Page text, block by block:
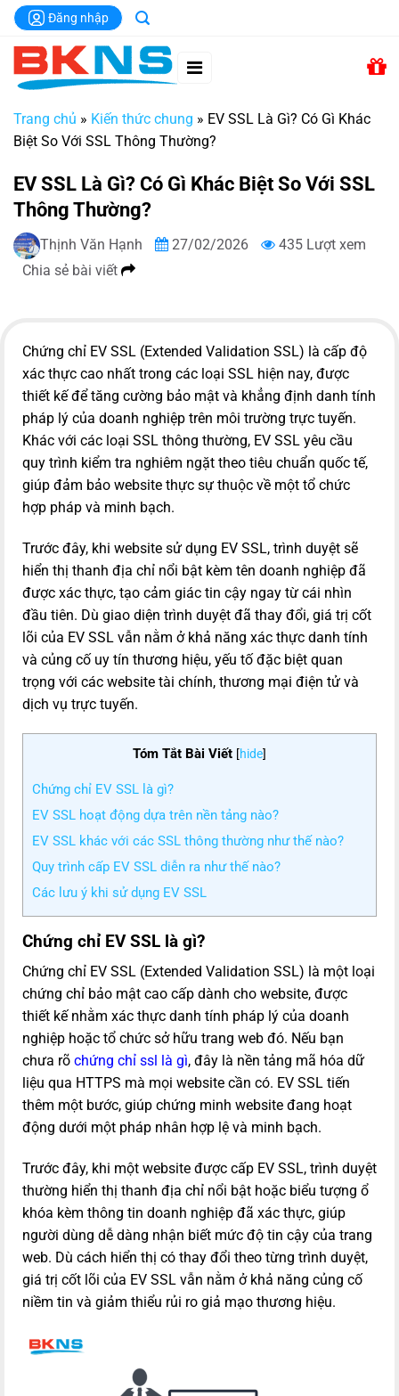
Chuyển
đến
dung
Đăng nhập
Trang chủ » Kiến thức chung » EV SSL Là Gì? Có Gì Khác
Biệt So Với SSL Thông Thường?
EV SSL Là Gì? Có Gì Khác Biệt So Với SSL
Thông Thường?
Thịnh Văn Hạnh 27/02/2026
435 Lượt xem
Chia sẻ bài viết
Chứng chỉ EV SSL (Extended Validation SSL) là cấp độ
xác thực cao nhất trong các loại SSL hiện nay, được
thiết kế để tăng cường bảo mật và khẳng định danh tính
pháp lý của doanh nghiệp trên môi trường trực tuyến.
Khác với các loại SSL thông thường, EV SSL yêu cầu
quy trình kiểm tra nghiêm ngặt theo tiêu chuẩn quốc tế,
giúp đảm bảo website thực sự thuộc về một tổ chức
hợp pháp và minh bạch.
Trước đây, khi website sử dụng EV SSL, trình duyệt sẽ
hiển thị thanh địa chỉ nổi bật kèm tên doanh nghiệp đã
được xác thực, tạo cảm giác tin cậy ngay từ cái nhìn
đầu tiên. Dù giao diện trình duyệt đã thay đổi, giá trị cốt
lõi của EV SSL vẫn nằm ở khả năng xác thực danh tính
và củng cố uy tín thương hiệu, yếu tố đặc biệt quan
trọng với các website tài chính, thương mại điện tử và
dịch vụ trực tuyến.
Tóm Tắt Bài Viết [hide]
Chứng chỉ EV SSL là gì?
EV SSL hoạt động dựa trên nền tảng nào?
EV SSL khác với các SSL thông thường như thế nào?
Quy trình cấp EV SSL diễn ra như thế nào?
Các lưu ý khi sử dụng EV SSL
Chứng chỉ EV SSL là gì?
Chứng chỉ EV SSL (Extended Validation SSL) là một loại
chứng chỉ bảo mật cao cấp dành cho website, được
thiết kế nhằm xác thực danh tính pháp lý của doanh
nghiệp hoặc tổ chức sở hữu trang web đó. Nếu bạn
chưa rõ chứng chỉ ssl là gì, đây là nền tảng mã hóa dữ
liệu qua HTTPS mà mọi website cần có. EV SSL tiến
thêm một bước, giúp chứng minh website đang hoạt
động dưới một pháp nhân hợp lệ và minh bạch.
Trước đây, khi một website được cấp EV SSL, trình duyệt
thường hiển thị thanh địa chỉ nổi bật hoặc biểu tượng ổ
khóa kèm thông tin doanh nghiệp đã xác thực, giúp
người dùng dễ dàng nhận biết mức độ tin cậy của trang
web. Dù cách hiển thị có thay đổi theo từng trình duyệt,
giá trị cốt lõi của EV SSL vẫn nằm ở khả năng củng cố
niềm tin và giảm thiểu rủi ro giả mạo thương hiệu.